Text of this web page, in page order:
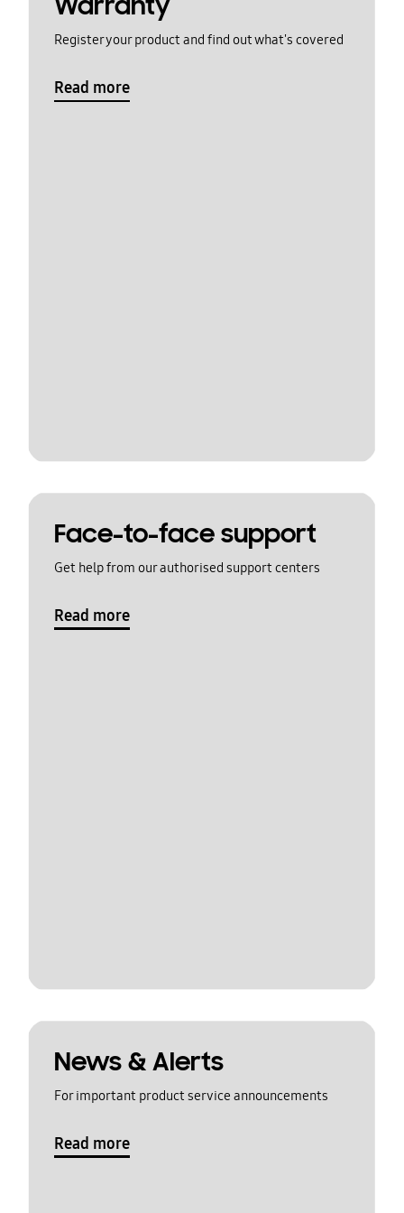
Register your product and find out what's covered
Read more
Face-to-face support
Get help from our authorised support centers
Read more
News & Alerts
For important product service announcements
Read more